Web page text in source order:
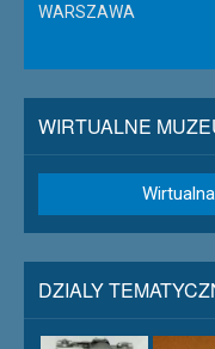
WARSZAWA
WIRTUALNE
DZIALY